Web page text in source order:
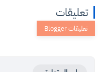
تعليقات